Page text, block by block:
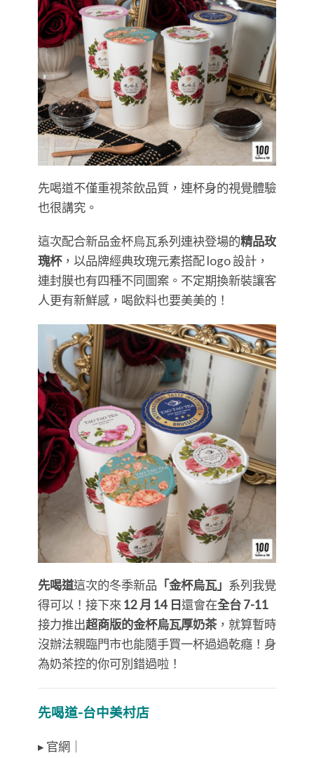
先喝道不僅重視茶飲品質，連杯身的視覺體驗
也很講究。
這次配合新品金杯烏瓦系列連袂登場的精品玫
瑰杯，以品牌經典玫瑰元素搭配 logo 設計，
連封膜也有四種不同圖案。不定期換新裝讓客
人更有新鮮感，喝飲料也要美美的！
先喝道這次的冬季新品 「金杯烏瓦」 系列我覺
得可以！接下來12 月 14 日還會在全台 7-11
接力推出超商版的金杯烏瓦厚奶茶，就算暫時
沒辦法親臨門市也能隨手買一杯過過乾癮！身
為奶茶控的你可別錯過啦！
先喝道-台中美村店
▸ 官網｜